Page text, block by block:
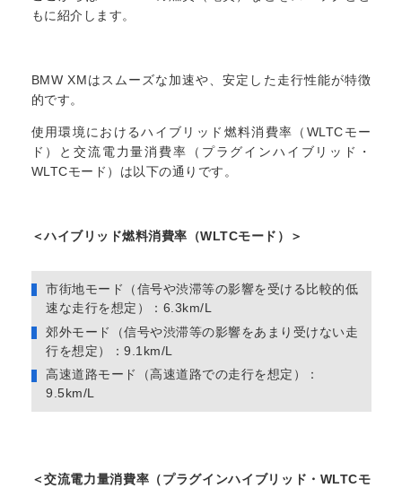
もに紹介します。
BMW XMはスムーズな加速や、安定した走行性能が特徴
的です。
使用環境におけるハイブリッド燃料消費率（WLTCモー
ド）と交流電力量消費率（プラグインハイブリッド・
WLTCモード）は以下の通りです。
＜ハイブリッド燃料消費率（WLTCモード）＞
市街地モード（信号や渋滞等の影響を受ける比較的低
速な走行を想定）：6.3km/L
郊外モード（信号や渋滞等の影響をあまり受けない走
行を想定）：9.1km/L
高速道路モード（高速道路での走行を想定）：
9.5km/L
＜交流電力量消費率（プラグインハイブリッド・WLTCモ